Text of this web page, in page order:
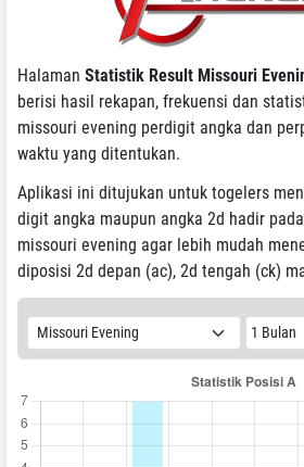
Halaman Statistik Result Missouri
berisi hasil rekapan, frekuensi dan
missouri evening perdigit angka dan
waktu yang ditentukan.
Aplikasi ini ditujukan untuk togelers
digit angka maupun angka 2d hadir
missouri evening agar lebih mudah
diposisi 2d depan (ac), 2d tengah (ck)